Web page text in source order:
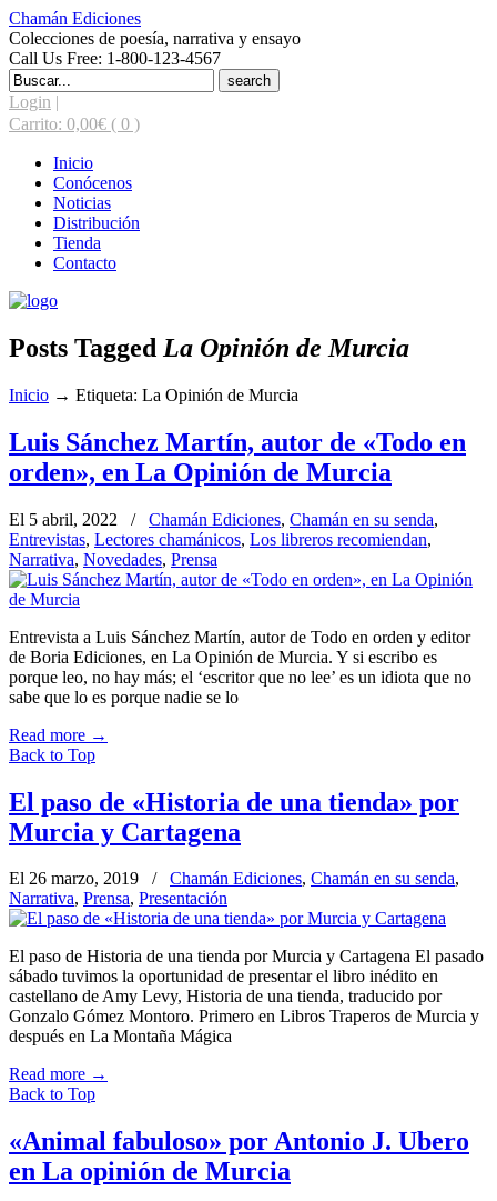
Chamán Ediciones
Colecciones de poesía, narrativa y ensayo
Call Us Free: 1-800-123-4567
Search
for:
Login |
Carrito: 0,00€ ( 0 )
Inicio
Conócenos
Noticias
Distribución
Tienda
Contacto
Posts Tagged La Opinión de Murcia
Inicio → Etiqueta: La Opinión de Murcia
Luis Sánchez Martín, autor de «Todo en
orden», en La Opinión de Murcia
El 5 abril, 2022 / Chamán Ediciones, Chamán en su senda,
Entrevistas, Lectores chamánicos, Los libreros recomiendan,
Narrativa, Novedades, Prensa
Entrevista a Luis Sánchez Martín, autor de Todo en orden y editor
de Boria Ediciones, en La Opinión de Murcia. Y si escribo es
porque leo, no hay más; el ‘escritor que no lee’ es un idiota que no
sabe que lo es porque nadie se lo
Read more →
Back to Top
El paso de «Historia de una tienda» por
Murcia y Cartagena
El 26 marzo, 2019 / Chamán Ediciones, Chamán en su senda,
Narrativa, Prensa, Presentación
El paso de Historia de una tienda por Murcia y Cartagena El pasado
sábado tuvimos la oportunidad de presentar el libro inédito en
castellano de Amy Levy, Historia de una tienda, traducido por
Gonzalo Gómez Montoro. Primero en Libros Traperos de Murcia y
después en La Montaña Mágica
Read more →
Back to Top
«Animal fabuloso» por Antonio J. Ubero
en La opinión de Murcia